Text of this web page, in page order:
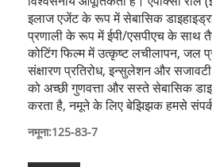
इलाज एजेंट के रूप में सेबासिक
प्रणाली के रूप में ईपी/एसपीएच के साथ
कोटिंग फिल्म में उत्कृष्ट लचीलापन, जल
संक्षारण प्रतिरोध, इन्सुलेशन और
को अच्छी गुणवत्ता और सस्ते सेबासिक
करता है, नमूने के लिए बेझिझक हमसे
नमूना:125-83-7